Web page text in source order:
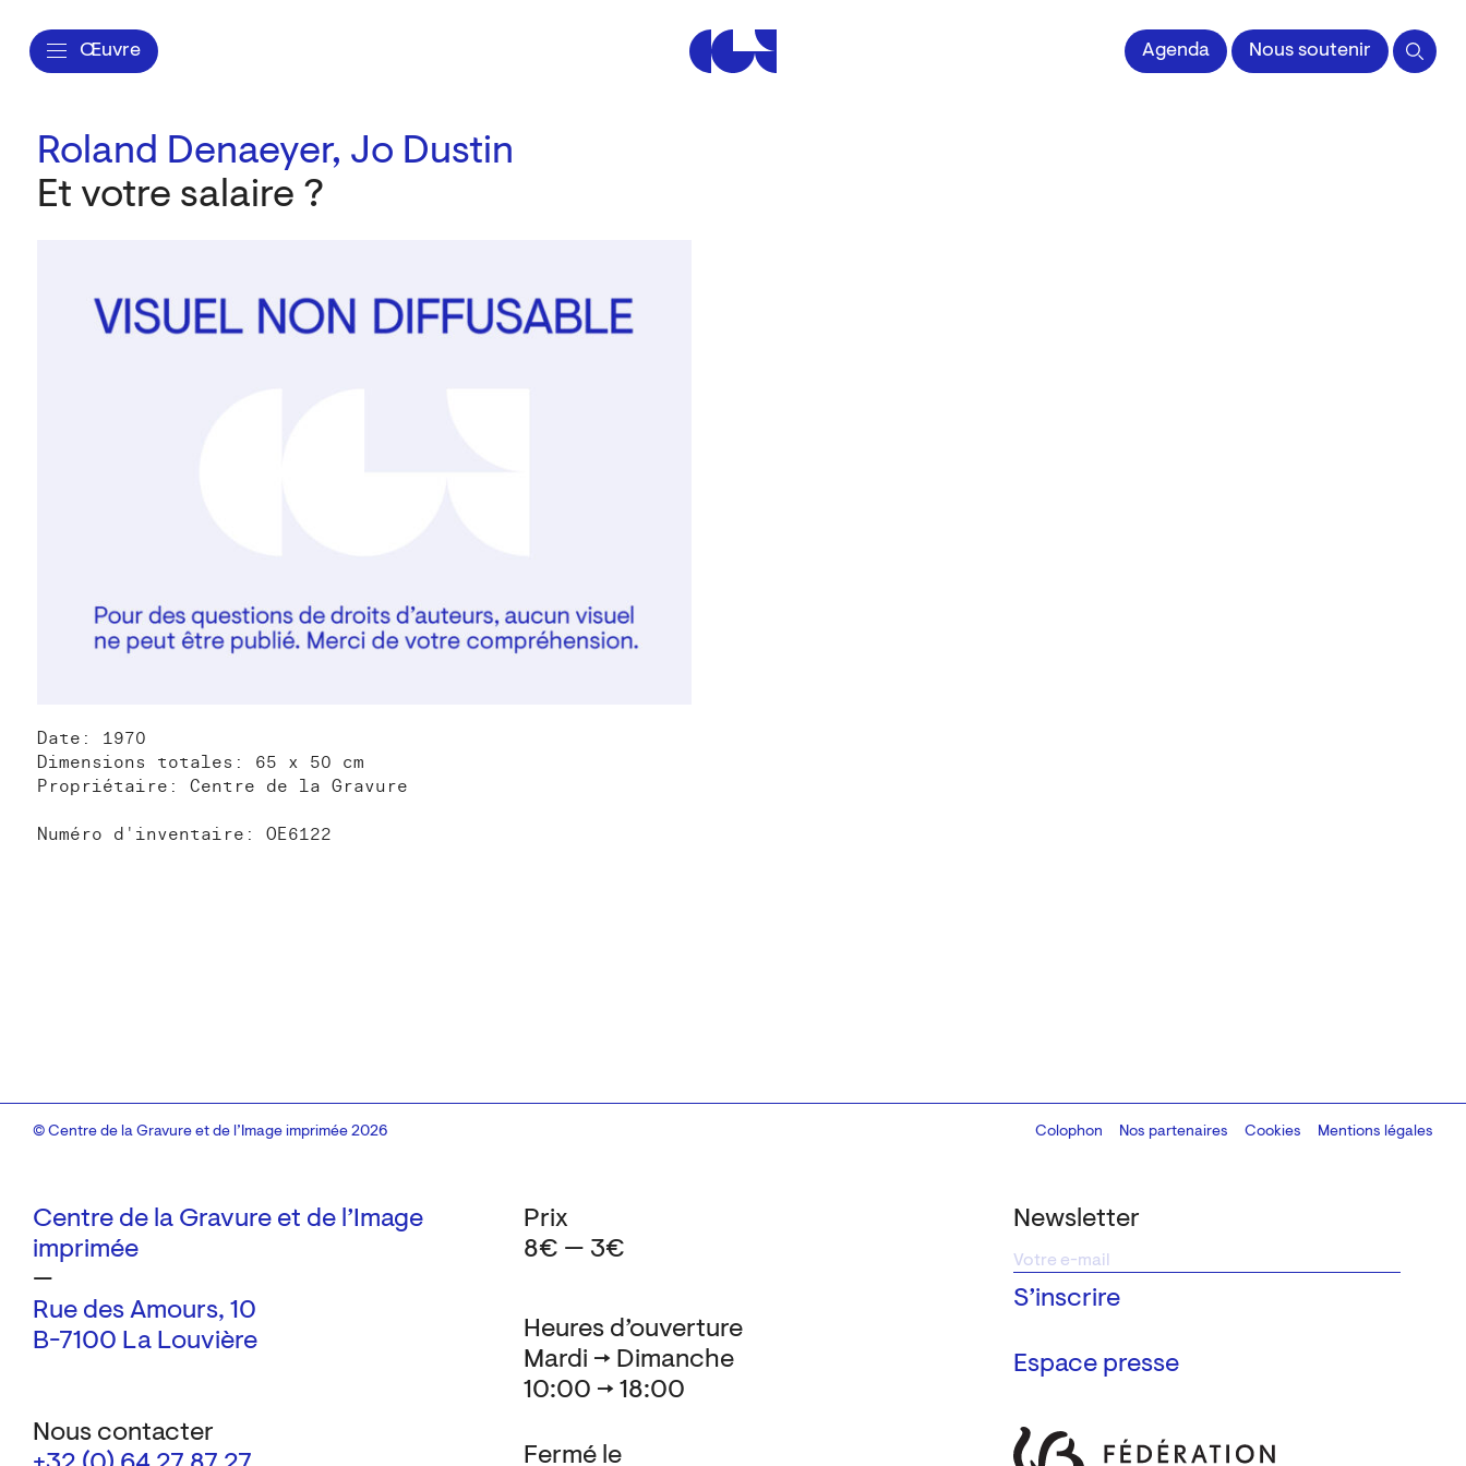
Œuvre Centre de la Gravure et de l'Image impriméeAgenda Nous soutenir
Roland Denaeyer, Jo Dustin
Et votre salaire ?
Date: 1970
Dimensions totales: 65 x 50 cm
Propriétaire: Centre de la Gravure
Numéro d'inventaire: OE6122
Centre de la Gravure et de l’Image
imprimée
—
Rue des Amours, 10
B-7100 La Louvière
Nous contacter
Newsletter
Espace presse
Heures d’ouverture
Mardi → Dimanche
10:00 → 18:00
Fermé le
Prix
8€ — 3€
© Centre de la Gravure et de l’Image imprimée 2026 Colophon
Design:Marcel Kaczmarek, code:8080.studio
Nos partenaires Cookies Mentions légales